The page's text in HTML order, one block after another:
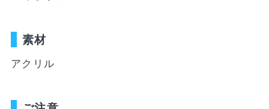
ペット
レイングッズ
応援雑貨
カレンダー
トレカ
素材
アクリル